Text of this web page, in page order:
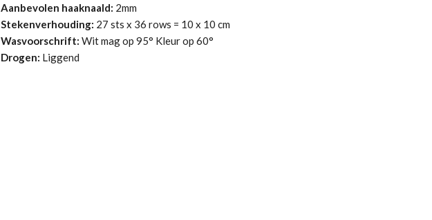
Aanbevolen haaknaald: 2mm
Stekenverhouding: 27 sts x 36 rows = 10 x 10 cm
Wasvoorschrift: Wit mag op 95° Kleur op 60°
Drogen: Liggend